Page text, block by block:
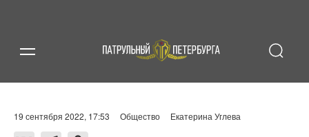
19 сентября 2022, 17:53 Общество Екатерина Углева